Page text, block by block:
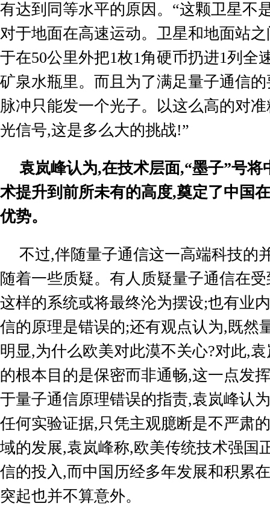
有达到同等水平的原因。“这颗卫星不
对于地面在高速运动。卫星和地面站
于在50公里外把1枚1角硬币扔进1列全
矿泉水瓶里。而且为了满足量子通信
脉冲只能发一个光子。以这么高的对
光信号,这是多么大的挑战!”
袁岚峰认为,在技术层面,“墨子”号将
术提升到前所未有的高度,奠定了中国
优势。
不过,伴随量子通信这一高端科技的
随着一些质疑。有人质疑量子通信在
这样的系统或将最终沦为摆设;也有业
信的原理是错误的;还有观点认为,既然
明显,为什么欧美对此漠不关心?对此,
的根本目的是保密而非通畅,这一点发
于量子通信原理错误的指责,袁岚峰认为
任何实验证据,只凭主观臆断是不严肃的
域的发展,袁岚峰称,欧美传统技术强国
信的投入,而中国历经多年发展和积累
突起也并不算意外。